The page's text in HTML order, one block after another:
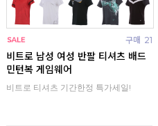
구매 21
비트로 남성 여성 반팔 티셔츠 배드
민턴복 게임웨어
비트로 티셔츠 기간한정 특가세일!